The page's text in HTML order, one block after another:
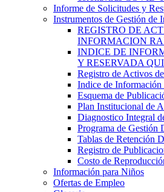
Informe de Solicitudes y
Instrumentos de Gestión de
REGISTRO DE
INFORMACION
INDICE DE
Y RESERVADA
Registro de Activos
Indice de Información
Esquema de
Plan Institucional de
Diagnostico Integral
Programa de Gestión
Tablas de Retención
Registro de
Costo de
Información para Niños
Ofertas de Empleo